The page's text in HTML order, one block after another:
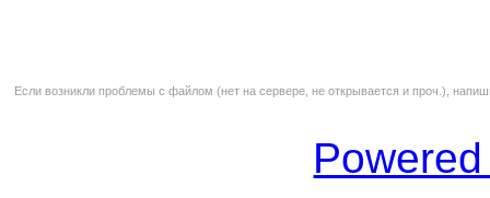
Если возникли проблемы с файлом (нет на сервере, не открывается и проч.),